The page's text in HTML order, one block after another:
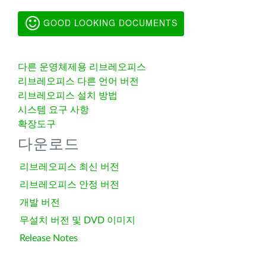
GOOD LOOKING DOCUMENTS
다른 운영체제용 리브레오피스
리브레오피스 다른 언어 버전
리브레오피스 설치 방법
시스템 요구 사항
확장도구
다운로드
리브레오피스 최신 버전
리브레오피스 안정 버전
개발 버전
무설치 버전 및 DVD 이미지
Release Notes